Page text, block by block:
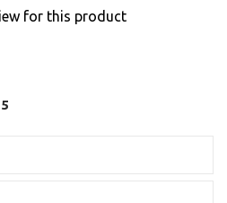
for this product